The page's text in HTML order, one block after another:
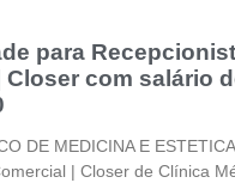
para
Closer com salário
DE MEDICINA E
| Closer de Clínica